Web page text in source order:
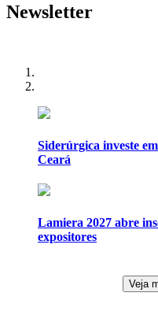
Newsletter
Siderúrgica investe
Ceará
Lamiera 2027 abre
expositores
Veja